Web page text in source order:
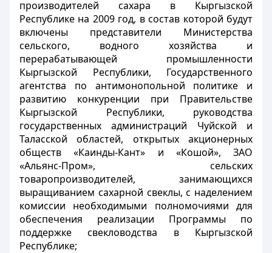
производителей сахара в Кыргызской
Республике на 2009 год, в состав которой будут
включены представители Министерства
сельского, водного хозяйства и
перерабатывающей промышленности
Кыргызской Республики, Государственного
агентства по антимонопольной политике и
развитию конкуренции при Правительстве
Кыргызской Республики, руководства
государственных администраций Чуйской и
Таласской областей, открытых акционерных
обществ «Каинды-Кант» и «Кошой», ЗАО
«Альянс-Пром», сельских
товаропроизводителей, занимающихся
выращиванием сахарной свеклы, с наделением
комиссии необходимыми полномочиями для
обеспечения реализации Программы по
поддержке свекловодства в Кыргызской
Республике;